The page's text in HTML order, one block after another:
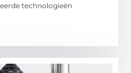
technologieën